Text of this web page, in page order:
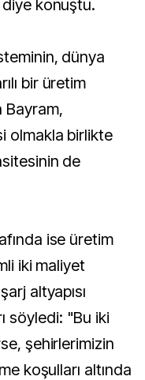
konuştu.
dünya
bir üretim
Bayram,
olmakla birlikte
de
ise üretim
iki maliyet
altyapısı
söyledi: "Bu iki
şehirlerimizin
koşulları altında